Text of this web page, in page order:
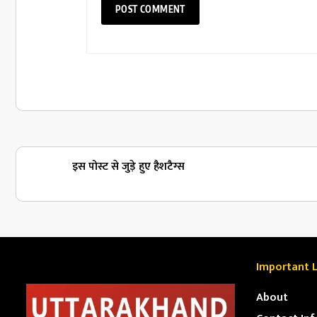
इस पोस्ट से जुड़े हुए हैशटैग्स
Important
About